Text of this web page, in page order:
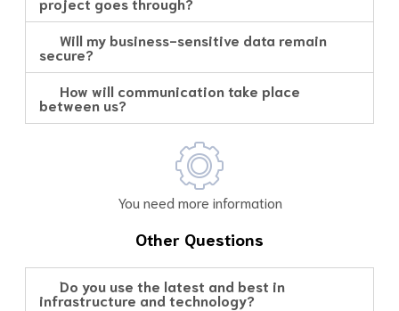
Will my business-sensitive data remain
secure?
How will communication take place
between us?
You need more information
Other Questions
Do you use the latest and best in
infrastructure and technology?